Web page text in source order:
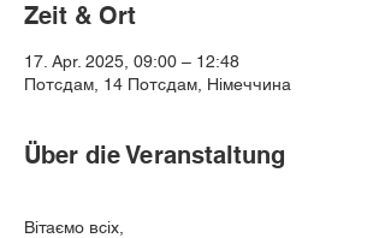
Zeit & Ort
17. Apr. 2025, 09:00 – 12:48
Потсдам, 14 Потсдам, Німеччина
Über die Veranstaltung
Вітаємо всіх,